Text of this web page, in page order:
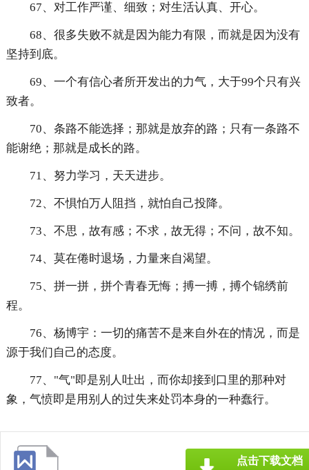
67、对工作严谨、细致；对生活认真、开心。
68、很多失败不就是因为能力有限，而就是因为没有
坚持到底。
69、一个有信心者所开发出的力气，大于99个只有兴
致者。
70、条路不能选择；那就是放弃的路；只有一条路不
能谢绝；那就是成长的路。
71、努力学习，天天进步。
72、不惧怕万人阻挡，就怕自己投降。
73、不思，故有感；不求，故无得；不问，故不知。
74、莫在倦时退场，力量来自渴望。
75、拼一拼，拼个青春无悔；搏一搏，搏个锦绣前
程。
76、杨博宇：一切的痛苦不是来自外在的情况，而是
源于我们自己的态度。
77、"气"即是别人吐出，而你却接到口里的那种对
象，气愤即是用别人的过失来处罚本身的一种蠢行。
点击下载文档